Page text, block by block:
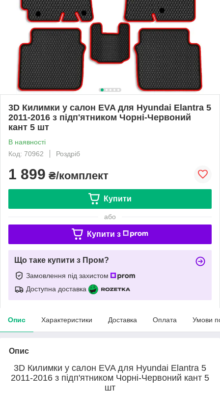
3D Килимки у салон EVA для Hyundai Elantra 5
2011-2016 з підп'ятником Чорні-Червоний
кант 5 шт
В наявності
Код: 70962
Роздріб
1 899 ₴/комплект
Купити
або
Купити з
Що таке купити з Пром?
Замовлення під захистом
Доступна доставка
Опис Характеристики Доставка Оплата Умови
Опис
3D Килимки у салон EVA для Hyundai Elantra 5
2011-2016 з підп'ятником Чорні-Червоний кант 5
шт